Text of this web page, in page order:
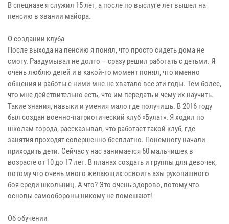
В спецназе я служил 15 лет, а после по выслуге лет вышел на
пенсию в звании майора.
О создании клуба
После выхода на пенсию я понял, что просто сидеть дома не
смогу. Раздумывал не долго – сразу решил работать с детьми. Я
очень люблю детей и в какой-то момент понял, что именно
общения и работы с ними мне не хватало все эти годы. Тем более,
что мне действительно есть, что им передать и чему их научить.
Такие знания, навыки и умения мало где получишь. В 2016 году
был создан военно-патриотический клуб «Булат». Я ходил по
школам города, рассказывал, что работает такой клуб, где
занятия проходят совершенно бесплатно. Понемногу начали
приходить дети. Сейчас у нас занимается 60 мальчишек в
возрасте от 10 до 17 лет. В планах создать и группы для девочек,
потому что очень много желающих освоить азы рукопашного
боя среди школьниц. А что? Это очень здорово, потому что
основы самообороны никому не помешают!
Об обучении